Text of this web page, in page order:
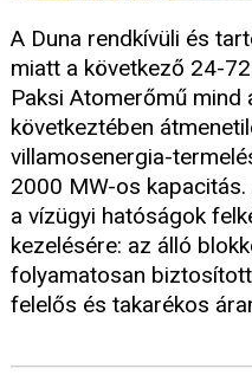
A Duna rendkívüli és
miatt a következő 24-
Paksi Atomerőmű mind
következtében
villamosenergia-
2000 MW-os
a vízügyi hatóságok
kezelésére: az álló
folyamatosan
felelős és takarékos